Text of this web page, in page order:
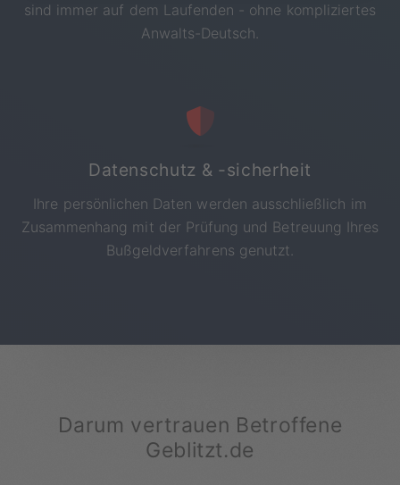
sind immer auf dem Laufenden - ohne kompliziertes
Anwalts-Deutsch.
Datenschutz & -sicherheit
Ihre persönlichen Daten werden ausschließlich im
Zusammenhang mit der Prüfung und Betreuung Ihres
Bußgeldverfahrens genutzt.
Darum vertrauen Betroffene
Geblitzt.de